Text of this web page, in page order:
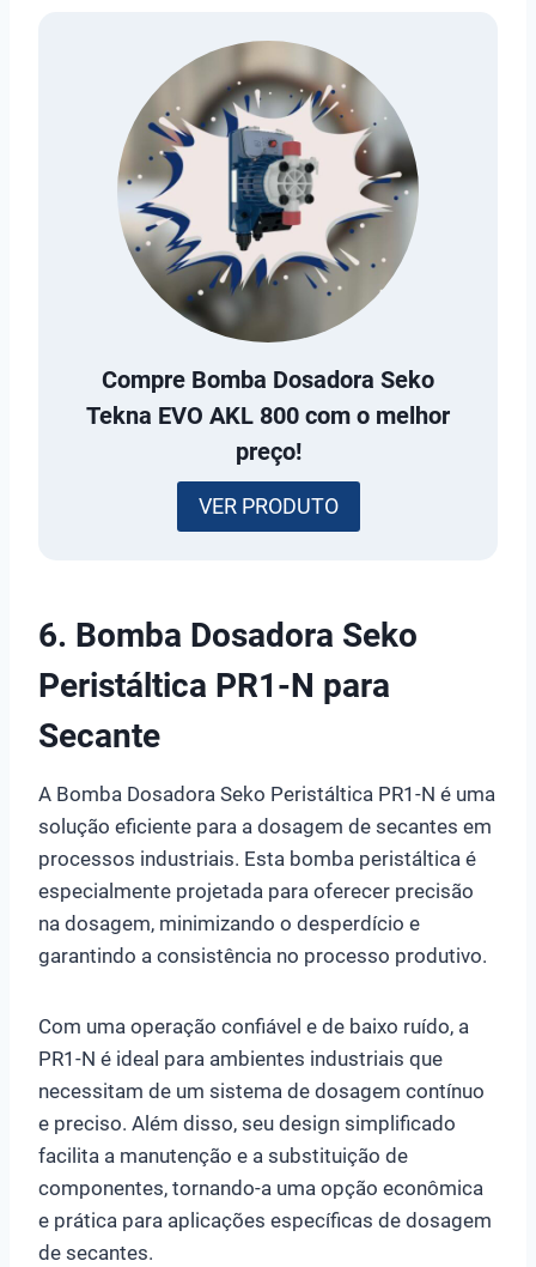
Compre Bomba Dosadora Seko
Tekna EVO AKL 800 com o melhor
preço!
VER PRODUTO
6. Bomba Dosadora Seko
Peristáltica PR1-N para
Secante
A Bomba Dosadora Seko Peristáltica PR1-N é uma
solução eficiente para a dosagem de secantes em
processos industriais. Esta bomba peristáltica é
especialmente projetada para oferecer precisão
na dosagem, minimizando o desperdício e
garantindo a consistência no processo produtivo.
Com uma operação confiável e de baixo ruído, a
PR1-N é ideal para ambientes industriais que
necessitam de um sistema de dosagem contínuo
e preciso. Além disso, seu design simplificado
facilita a manutenção e a substituição de
componentes, tornando-a uma opção econômica
e prática para aplicações específicas de dosagem
de secantes.